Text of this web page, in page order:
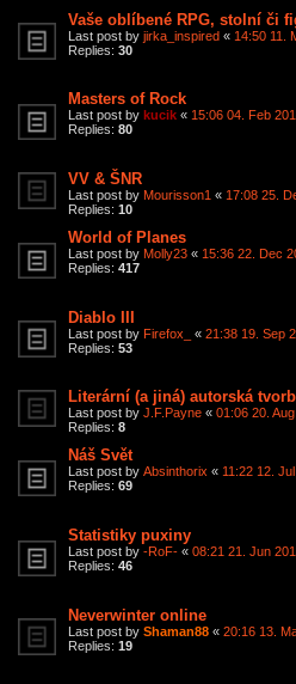
Vaše oblíbené RPG, stolní či
Last post by jirka_inspired « 14:50 11.
Replies: 30
Masters of Rock
Last post by kucik « 15:06 04. Feb
Replies: 80
VV & ŠNR
Last post by Mourisson1 « 17:08 25.
Replies: 10
World of Planes
Last post by Molly23 « 15:36 22. Dec
Replies: 417
Diablo III
Last post by Firefox_ « 21:38 19. Sep
Replies: 53
Literární (a jiná) autorská
Last post by J.F.Payne « 01:06 20.
Replies: 8
Náš Svět
Last post by Absinthorix « 11:22 12.
Replies: 69
Statistiky puxiny
Last post by -RoF- « 08:21 21. Jun
Replies: 46
Neverwinter online
Last post by Shaman88 « 20:16 13.
Replies: 19